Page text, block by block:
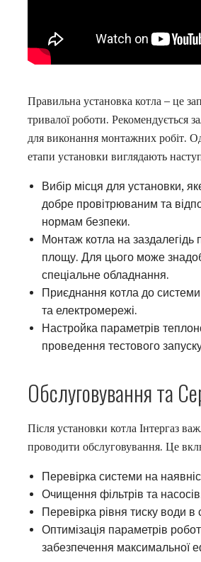
Правильна установка котла – це
тривалої роботи. Рекомендується
для виконання монтажних робіт.
етапи установки виглядають
Вибір місця для установки,
добре провітрюваним та
нормам безпеки.
Монтаж котла на заздалегідь
площу. Для цього може
спеціальне обладнання.
Приєднання котла до
та електромережі.
Настройка параметрів
проведення тестового
Обслуговування та
Після установки котла Інтергаз
проводити обслуговування. Це
Перевірка системи на
Очищення фільтрів та
Перевірка рівня тиску води в
Оптимізація параметрів
забезпечення максимальної